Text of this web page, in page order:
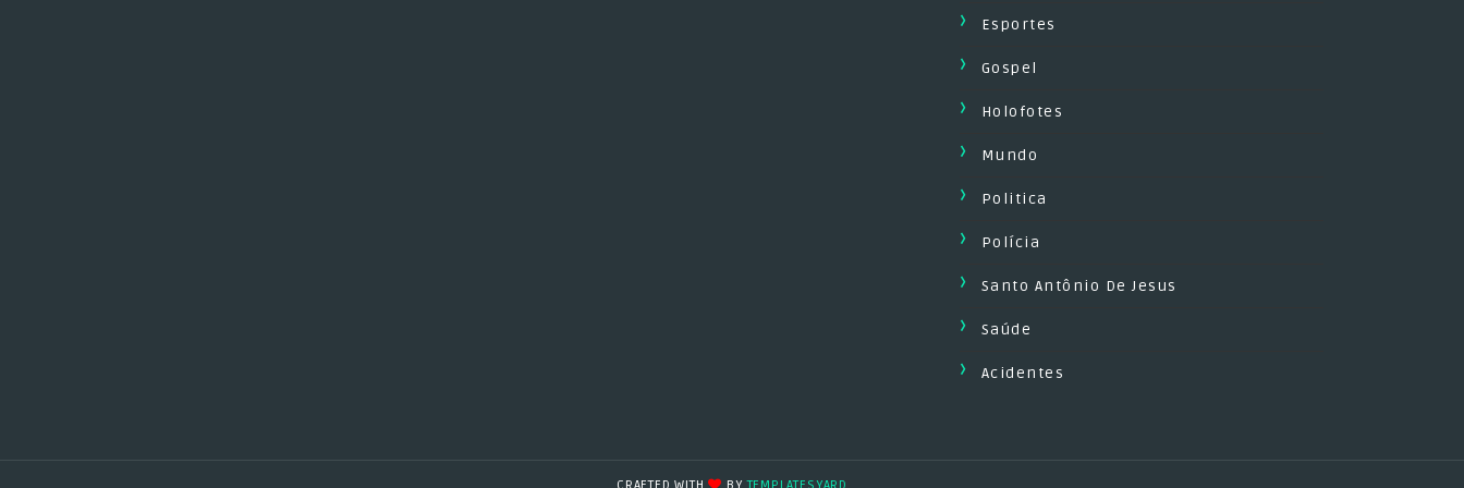
Esportes
Gospel
Holofotes
Mundo
Politica
Polícia
Santo Antônio De Jesus
Saúde
Acidentes